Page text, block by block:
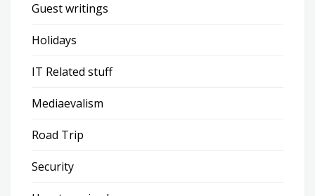
Guest writings
Holidays
IT Related stuff
Mediaevalism
Road Trip
Security